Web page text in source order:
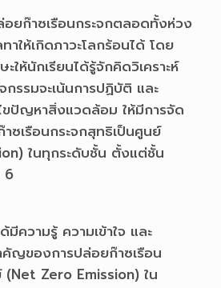
ยก๊าซเรือนกระจกตลอดทั้งห่วง
ให้เกิดภาวะโลกร้อนได้ โดย
ให้นักเรียนได้รู้จักคิดวิเคราะห์
รรมจะเน้นการปฏิบัติ และ
ปัญหาสิ่งแวดล้อม ให้มีการจัด
ซเรือนกระจกสุทธิเป็นศูนย์
ในทุกระดับชั้น ตั้งแต่ชั้น
6
มีความรู้ ความเข้าใจ และ
ญของการปล่อยก๊าซเรือน
(Net Zero Emission) ใน